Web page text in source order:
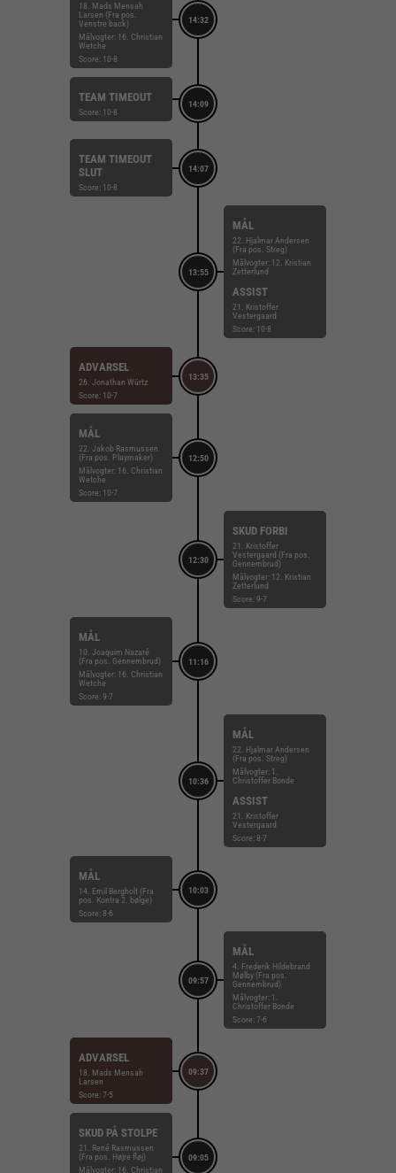
14:32
18. Mads Mensah
Larsen (Fra pos.
Venstre back)
Målvogter: 16. Christian
Wetche
Score: 10-8
14:09
TEAM TIMEOUT
Score: 10-8
14:07
TEAM TIMEOUT
SLUT
Score: 10-8
13:55
MÅL
22. Hjalmar Andersen
(Fra pos. Streg)
Målvogter: 12. Kristian
Zetterlund
ASSIST
21. Kristoffer
Vestergaard
Score: 10-8
13:35
ADVARSEL
26. Jonathan Würtz
Score: 10-7
12:50
MÅL
22. Jakob Rasmussen
(Fra pos. Playmaker)
Målvogter: 16. Christian
Wetche
Score: 10-7
12:30
SKUD FORBI
21. Kristoffer
Vestergaard (Fra pos.
Gennembrud)
Målvogter: 12. Kristian
Zetterlund
Score: 9-7
11:16
MÅL
10. Joaquim Nazaré
(Fra pos. Gennembrud)
Målvogter: 16. Christian
Wetche
Score: 9-7
10:36
MÅL
22. Hjalmar Andersen
(Fra pos. Streg)
Målvogter: 1.
Christoffer Bonde
ASSIST
21. Kristoffer
Vestergaard
Score: 8-7
10:03
MÅL
14. Emil Bergholt (Fra
pos. Kontra 2. bølge)
Score: 8-6
09:57
MÅL
4. Frederik Hildebrand
Mølby (Fra pos.
Gennembrud)
Målvogter: 1.
Christoffer Bonde
Score: 7-6
09:37
ADVARSEL
18. Mads Mensah
Larsen
Score: 7-5
09:05
SKUD PÅ STOLPE
21. René Rasmussen
(Fra pos. Højre fløj)
Målvogter: 16. Christian